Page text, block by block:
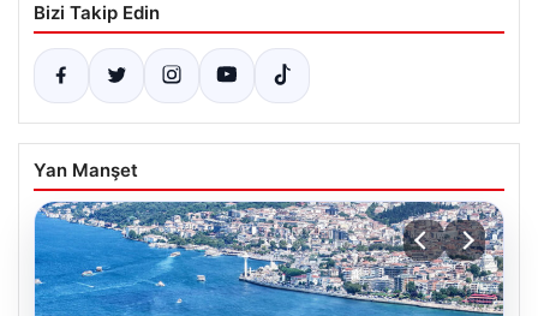
Bizi Takip Edin
Yan Manşet